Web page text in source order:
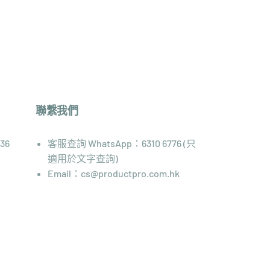
聯繫我們
客服查詢 WhatsApp：6310 6776 (只
適用於文字查詢)
Email：cs@productpro.com.hk